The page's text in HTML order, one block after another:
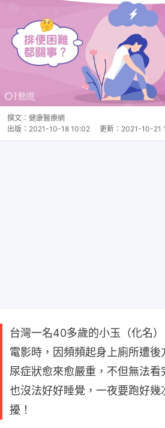
撰文： 健康醫療網
出版： 2021-10-18 10:02 更新： 2021-10-21
台灣一名40多歲的小玉（化名
電影時，因頻頻起身上廁所遭
尿症狀愈來愈嚴重，不但無法看
也沒法好好睡覺，一夜要跑好幾
擾！